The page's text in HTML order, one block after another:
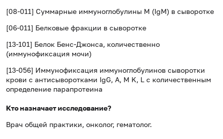
[08-011] Суммарные иммуноглобулины M (IgM) в сыворотке
[06-011] Белковые фракции в сыворотке
[13-101] Белок Бенс-Джонса, количественно
(иммунофиксация мочи)
[13-056] Иммунофиксация иммуноглобулинов сыворотки
крови с антисыворотками IgG, A, M K, L с количественным
определение парапротеина
Кто назначает исследование?
Врач общей практики, онколог, гематолог.